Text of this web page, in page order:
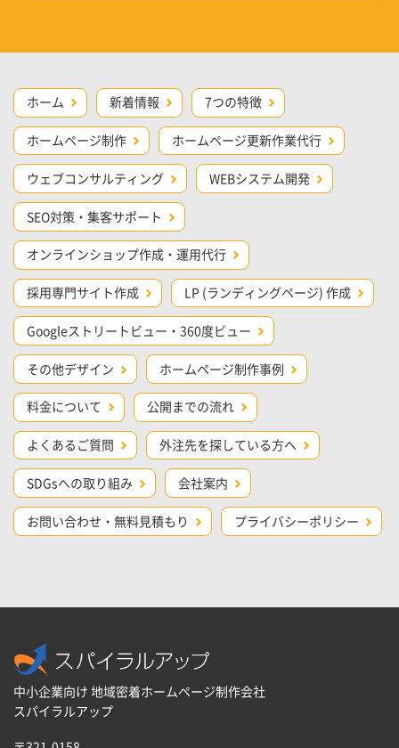
ホーム 新着情報 7つの特徴
ホームページ制作 ホームページ更新作業代行
ウェブコンサルティング WEBシステム開発
SEO対策・集客サポート
オンラインショップ作成・運用代行
採用専門サイト作成 LP (ランディングページ) 作成
Googleストリートビュー・360度ビュー
その他デザイン ホームページ制作事例
料金について 公開までの流れ
よくあるご質問 外注先を探している方へ
SDGsへの取り組み 会社案内
お問い合わせ・無料見積もり プライバシーポリシー
中小企業向け 地域密着ホームページ制作会社
スパイラルアップ